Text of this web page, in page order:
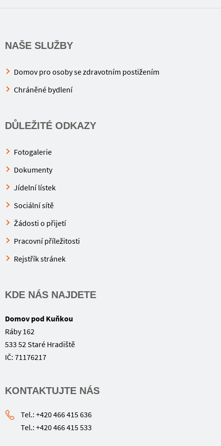
NAŠE SLUŽBY
Domov pro osoby se zdravotním postižením
Chráněné bydlení
DŮLEŽITÉ ODKAZY
Fotogalerie
Dokumenty
Jídelní lístek
Sociální sítě
Žádosti o přijetí
Pracovní příležitosti
Rejstřík stránek
KDE NÁS NAJDETE
Domov pod Kuňkou
Ráby 162
533 52 Staré Hradiště
IČ: 71176217
KONTAKTUJTE NÁS
Tel.: +420 466 415 636
Tel.: +420 466 415 533